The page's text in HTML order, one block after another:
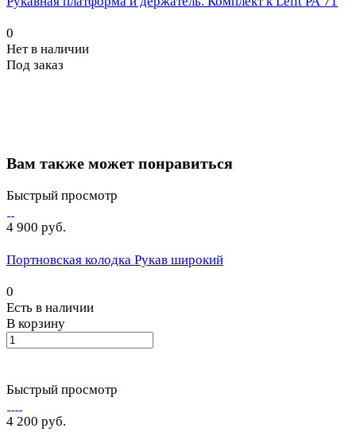
0
Нет в наличии
Под заказ
Вам также может понравиться
Быстрый просмотр
4 900 руб.
Портновская колодка Рукав широкий
0
Есть в наличии
В корзину
Быстрый просмотр
4 200 руб.